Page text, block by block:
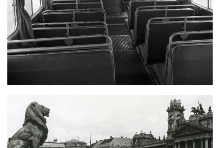
IKARUS 66 BELSŐ TERE